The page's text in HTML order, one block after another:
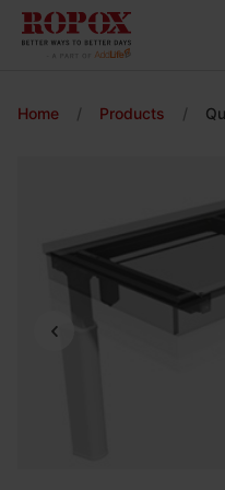
Home / Products /